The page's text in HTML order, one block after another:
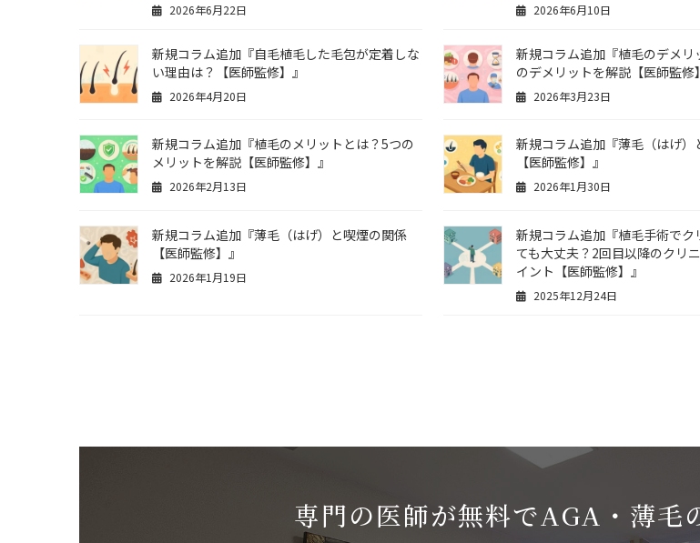
2026年6月22日 2026年6月10日
新規コラム追加『自毛植毛した毛包が定着しな
い理由は？【医師監修】』
2026年4月20日
新規コラム追加『植毛のデメリ
のデメリットを解説【医師監修
2026年3月23日
新規コラム追加『植毛のメリットとは？5つの
メリットを解説【医師監修】』
2026年2月13日
新規コラム追加『薄毛（はげ）
【医師監修】』
2026年1月30日
新規コラム追加『薄毛（はげ）と喫煙の関係
【医師監修】』
2026年1月19日
新規コラム追加『植毛手術でク
ても大丈夫？2回目以降のクリ
イント【医師監修】』
2025年12月24日
専門の医師が無料でAGA・薄毛